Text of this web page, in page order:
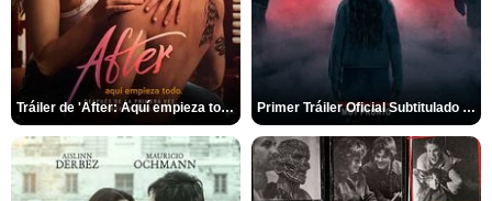
Tráiler de 'After: Aquí empieza todo' Primer Tráiler Oficial Subtitulado de 'La Noche Del Demonio: Están Entre Nosotros'